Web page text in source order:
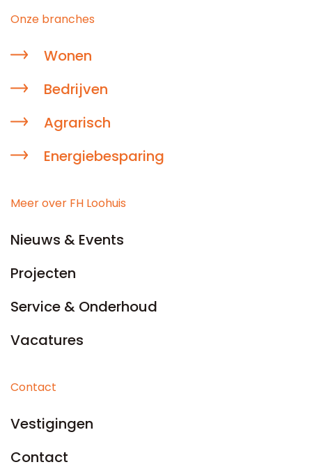
Onze branches
Wonen
Bedrijven
Agrarisch
Energiebesparing
Meer over FH Loohuis
Nieuws & Events
Projecten
Service & Onderhoud
Vacatures
Contact
Vestigingen
Contact